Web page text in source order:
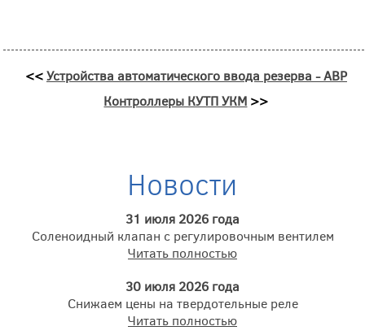
<<Устройства автоматического ввода резерва - АВР
Контроллеры КУТП УКМ >>
Новости
31 июля 2026 года
Соленоидный клапан с регулировочным вентилем
Читать полностью
30 июля 2026 года
Снижаем цены на твердотельные реле
Читать полностью